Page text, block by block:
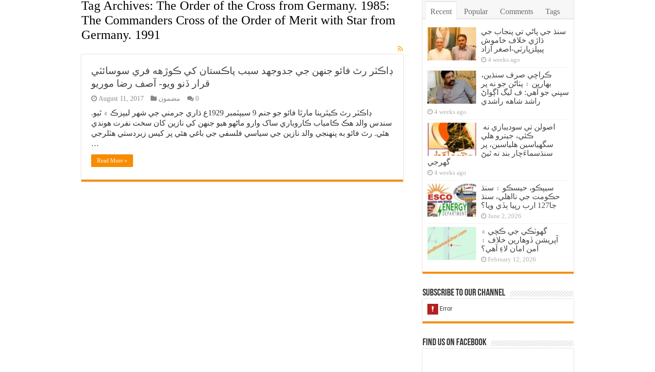
Tag Archives: The Order of the Cross from Germany. 1985:
The Commanders Cross of the Order of Merit with Star from
Germany. 1991
ڊاڪٽر رٿ فائو جنهن جي جدوجهد سبب پاڪستان کي ڪوڙهه فري سوسائٽي
قرار ڏنو ويو- آصف رضا موريو
August 11, 2017 مضمون 0
ڊاڪٽر رٿ ڪيٿرينا مارٿا فائو جو جنم 9 سيپٽمبر 1929ع ڌاري جرمني جي شهر ليپزڪ ۾ ٿيو.
سندس والد هڪ ڪامياب ڪاروباري ساک وارو ماڻهو هيو جنهن کي نازين کان سخت نفرت هوندي
هئي. رٿ فائو به پنهنجي والد نازين جي سياسي فلسفي جي باغي هئي پر کيس زبردستي هٽلرجي
…
Read More »
Recent Popular Comments Tags
سنڌ جي پاڻي تي پنجاب جي
ڌاڙي خلاف خاموش
پيپلزپارٽي-اصغر آزاد
4 weeks ago
ڪراچي صرف سنڌين،
بهارين ۽ پٺاڻن جو نه پر
سڀني جو آهي: ف ليگ اڳواڻ
راشد شاهه راشدي
4 weeks ago
ڪئي، جيترو هلي
سگهياسين هلياسين، پر
سنڌسماءَچار بند نه ٿيڻ
گهرجي
4 weeks ago
سيپڪو، حيسڪو ۽ سنڌ
حڪومت جي نااهلي، سنڌ
جا127 ارب رپيا ٻڏي ويا؟
June 2, 2026
گهوٽڪي جي ڪچي ۾
آپريشن ڏوهارين خلاف ۽
امن امان لاءِ آهي؟
February 12, 2026
Subscribe to our Channel
Find us on Facebook